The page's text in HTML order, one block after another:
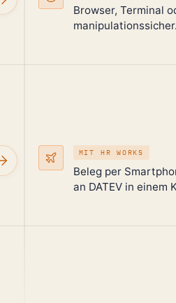
Browser, Terminal
manipulationssicher.
MIT HR WORKS
Beleg per
an DATEV in einem